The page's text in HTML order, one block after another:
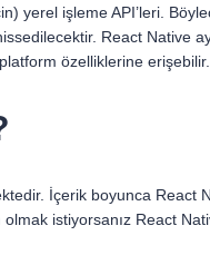
yerel işleme API’leri.
React Native
özelliklerine erişebilir.
İçerik boyunca
istiyorsanız React